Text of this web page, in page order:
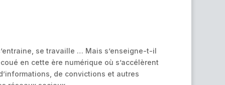
se travaille … Mais s’enseigne-t-il
en cette ère numérique où s’accélèrent
de convictions et autres